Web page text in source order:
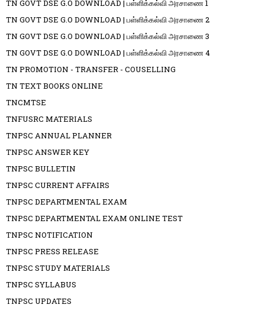
TN GOVT DSE G.O DOWNLOAD | பள்ளிக்கல்வி அரசாணை 1
TN GOVT DSE G.O DOWNLOAD | பள்ளிக்கல்வி அரசாணை 2
TN GOVT DSE G.O DOWNLOAD | பள்ளிக்கல்வி அரசாணை 3
TN GOVT DSE G.O DOWNLOAD | பள்ளிக்கல்வி அரசாணை 4
TN PROMOTION - TRANSFER - COUSELLING
TN TEXT BOOKS ONLINE
TNCMTSE
TNFUSRC MATERIALS
TNPSC ANNUAL PLANNER
TNPSC ANSWER KEY
TNPSC BULLETIN
TNPSC CURRENT AFFAIRS
TNPSC DEPARTMENTAL EXAM
TNPSC DEPARTMENTAL EXAM ONLINE TEST
TNPSC NOTIFICATION
TNPSC PRESS RELEASE
TNPSC STUDY MATERIALS
TNPSC SYLLABUS
TNPSC UPDATES